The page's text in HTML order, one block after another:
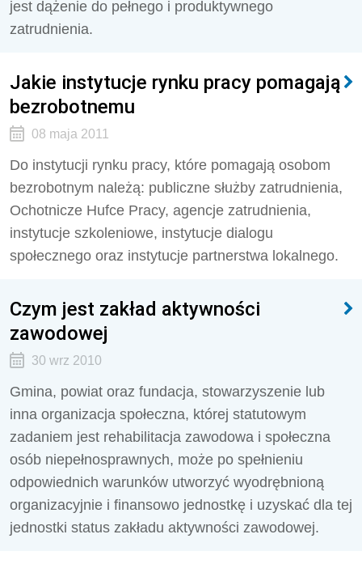
jest dążenie do pełnego i produktywnego
zatrudnienia.
Jakie instytucje rynku pracy pomagają
bezrobotnemu
08 maja 2011
Do instytucji rynku pracy, które pomagają osobom
bezrobotnym należą: publiczne służby zatrudnienia,
Ochotnicze Hufce Pracy, agencje zatrudnienia,
instytucje szkoleniowe, instytucje dialogu
społecznego oraz instytucje partnerstwa lokalnego.
Czym jest zakład aktywności
zawodowej
30 wrz 2010
Gmina, powiat oraz fundacja, stowarzyszenie lub
inna organizacja społeczna, której statutowym
zadaniem jest rehabilitacja zawodowa i społeczna
osób niepełnosprawnych, może po spełnieniu
odpowiednich warunków utworzyć wyodrębnioną
organizacyjnie i finansowo jednostkę i uzyskać dla tej
jednostki status zakładu aktywności zawodowej.